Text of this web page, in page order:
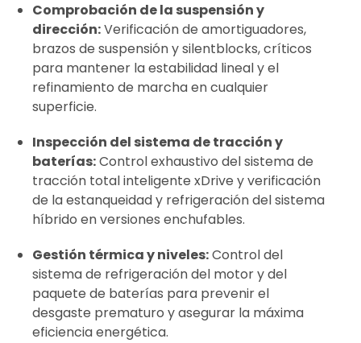
Comprobación de la suspensión y
dirección:Verificación de amortiguadores,
brazos de suspensión y silentblocks, críticos
para mantener la estabilidad lineal y el
refinamiento de marcha en cualquier
superficie.
Inspección del sistema de tracción y
baterías:Control exhaustivo del sistema de
tracción total inteligente xDrive y verificación
de la estanqueidad y refrigeración del sistema
híbrido en versiones enchufables.
Gestión térmica y niveles:Control del
sistema de refrigeración del motor y del
paquete de baterías para prevenir el
desgaste prematuro y asegurar la máxima
eficiencia energética.